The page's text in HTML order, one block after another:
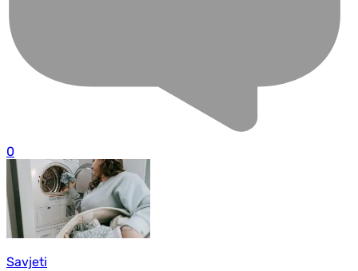
0
Savjeti